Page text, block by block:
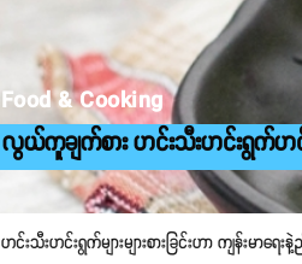
Food & Cooking
လွယ်ကူချက်စား ဟင်းသီးဟင်းရွက်ဟင်း
ဟင်းသီးဟင်းရွက်များများစားခြင်းဟာ ကျန်းမာ